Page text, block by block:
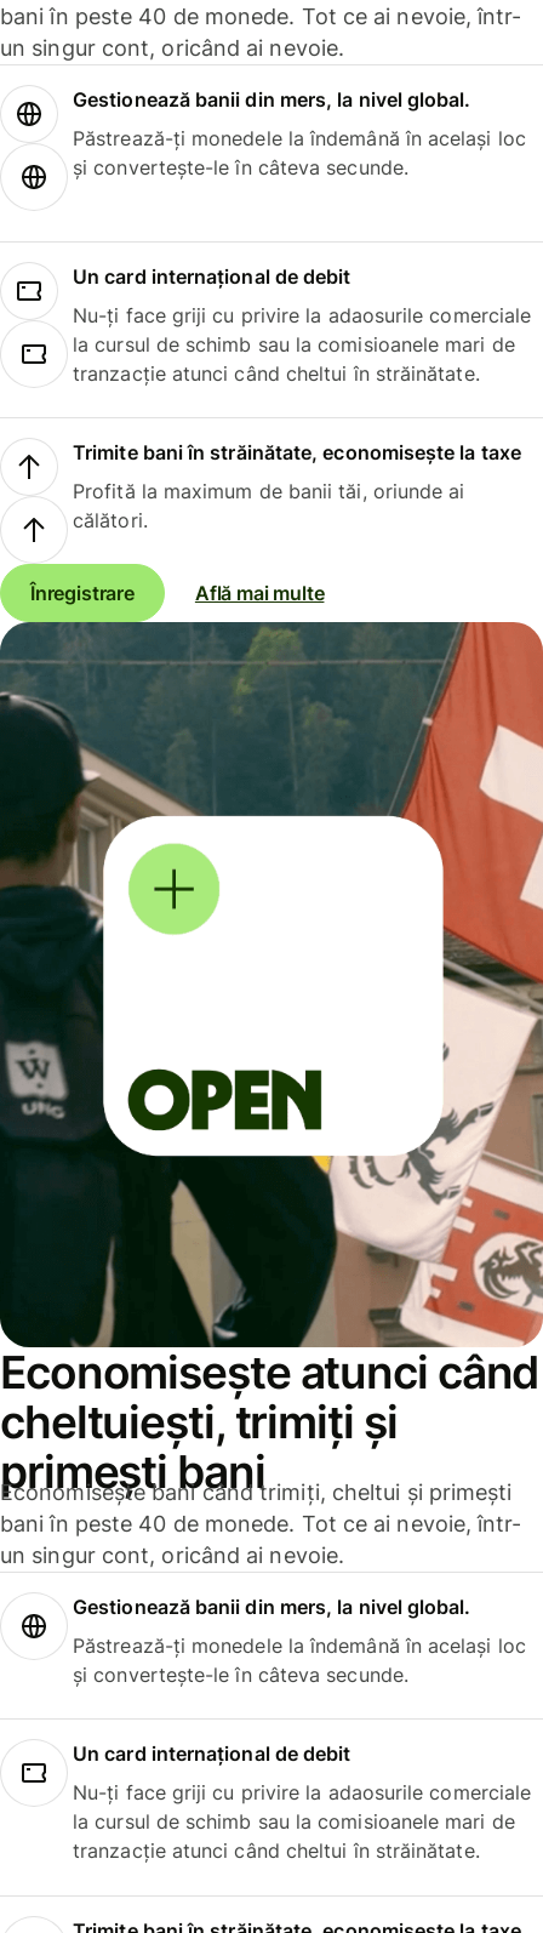
bani în peste 40 de monede. Tot ce ai nevoie, într-
un singur cont, oricând ai nevoie.
Gestionează banii din mers, la nivel global.
Păstrează-ți monedele la îndemână în același loc
și convertește-le în câteva secunde.
Un card internațional de debit
Nu-ți face griji cu privire la adaosurile comerciale
la cursul de schimb sau la comisioanele mari de
tranzacție atunci când cheltui în străinătate.
Trimite bani în străinătate, economisește la taxe
Profită la maximum de banii tăi, oriunde ai
călători.
Înregistrare Află mai multe
Economisește atunci când
cheltuiești, trimiți și
primești bani
Economisește bani când trimiți, cheltui și primești
bani în peste 40 de monede. Tot ce ai nevoie, într-
un singur cont, oricând ai nevoie.
Gestionează banii din mers, la nivel global.
Păstrează-ți monedele la îndemână în același loc
și convertește-le în câteva secunde.
Un card internațional de debit
Nu-ți face griji cu privire la adaosurile comerciale
la cursul de schimb sau la comisioanele mari de
tranzacție atunci când cheltui în străinătate.